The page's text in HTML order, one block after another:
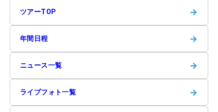
ツアーTOP →
年間日程 →
ニュース一覧 →
ライブフォト一覧 →